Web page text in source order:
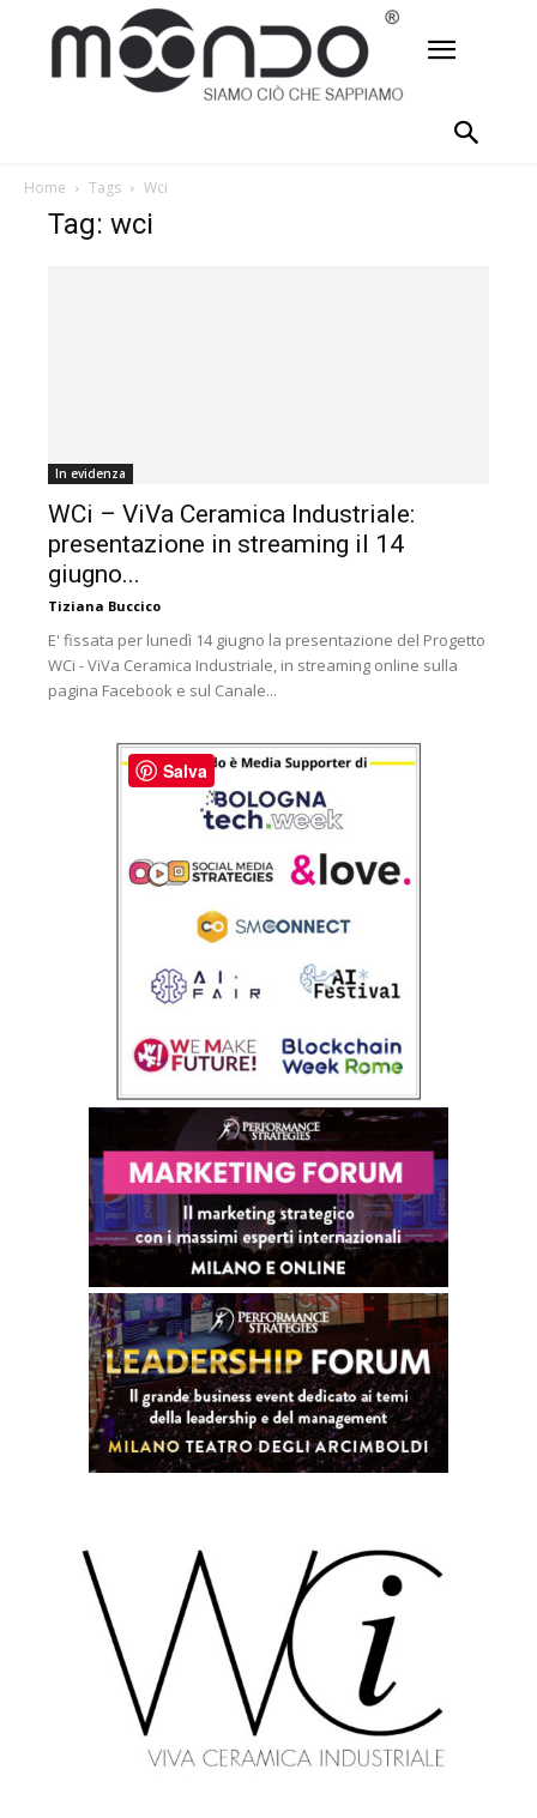
Home Tags Wci
Tag: wci
In evidenza
WCi – ViVa Ceramica Industriale:
presentazione in streaming il 14
giugno...
Tiziana Buccico
E' fissata per lunedì 14 giugno la presentazione del Progetto
WCi - ViVa Ceramica Industriale, in streaming online sulla
pagina Facebook e sul Canale...
Salva